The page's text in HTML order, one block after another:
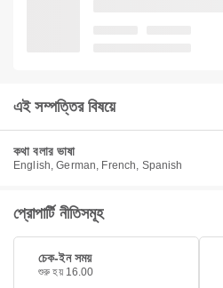
এই সম্পত্তির বিষয়ে
কথা বলার ভাষা
English, German, French, Spanish
প্রোপার্টি নীতিসমূহ
চেক-ইন সময়
শুরু হয় 16.00